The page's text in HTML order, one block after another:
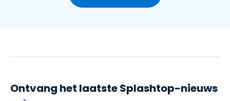
Ontvang het laatste Splashtop-nieuws